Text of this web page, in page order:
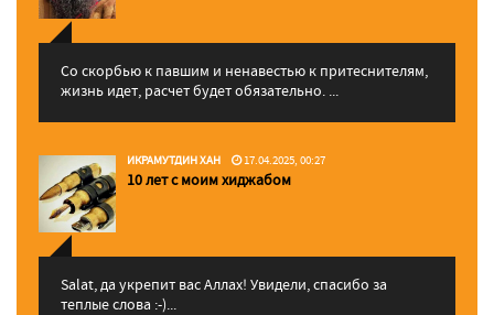
Со скорбью к павшим и ненавестью к притеснителям,
жизнь идет, расчет будет обязательно. ...
ИКРАМУТДИН ХАН 17.04.2025, 00:27
10 лет с моим хиджабом
Salat, да укрепит вас Аллаx! Увидели, спасибо за
теплые слова :-)...